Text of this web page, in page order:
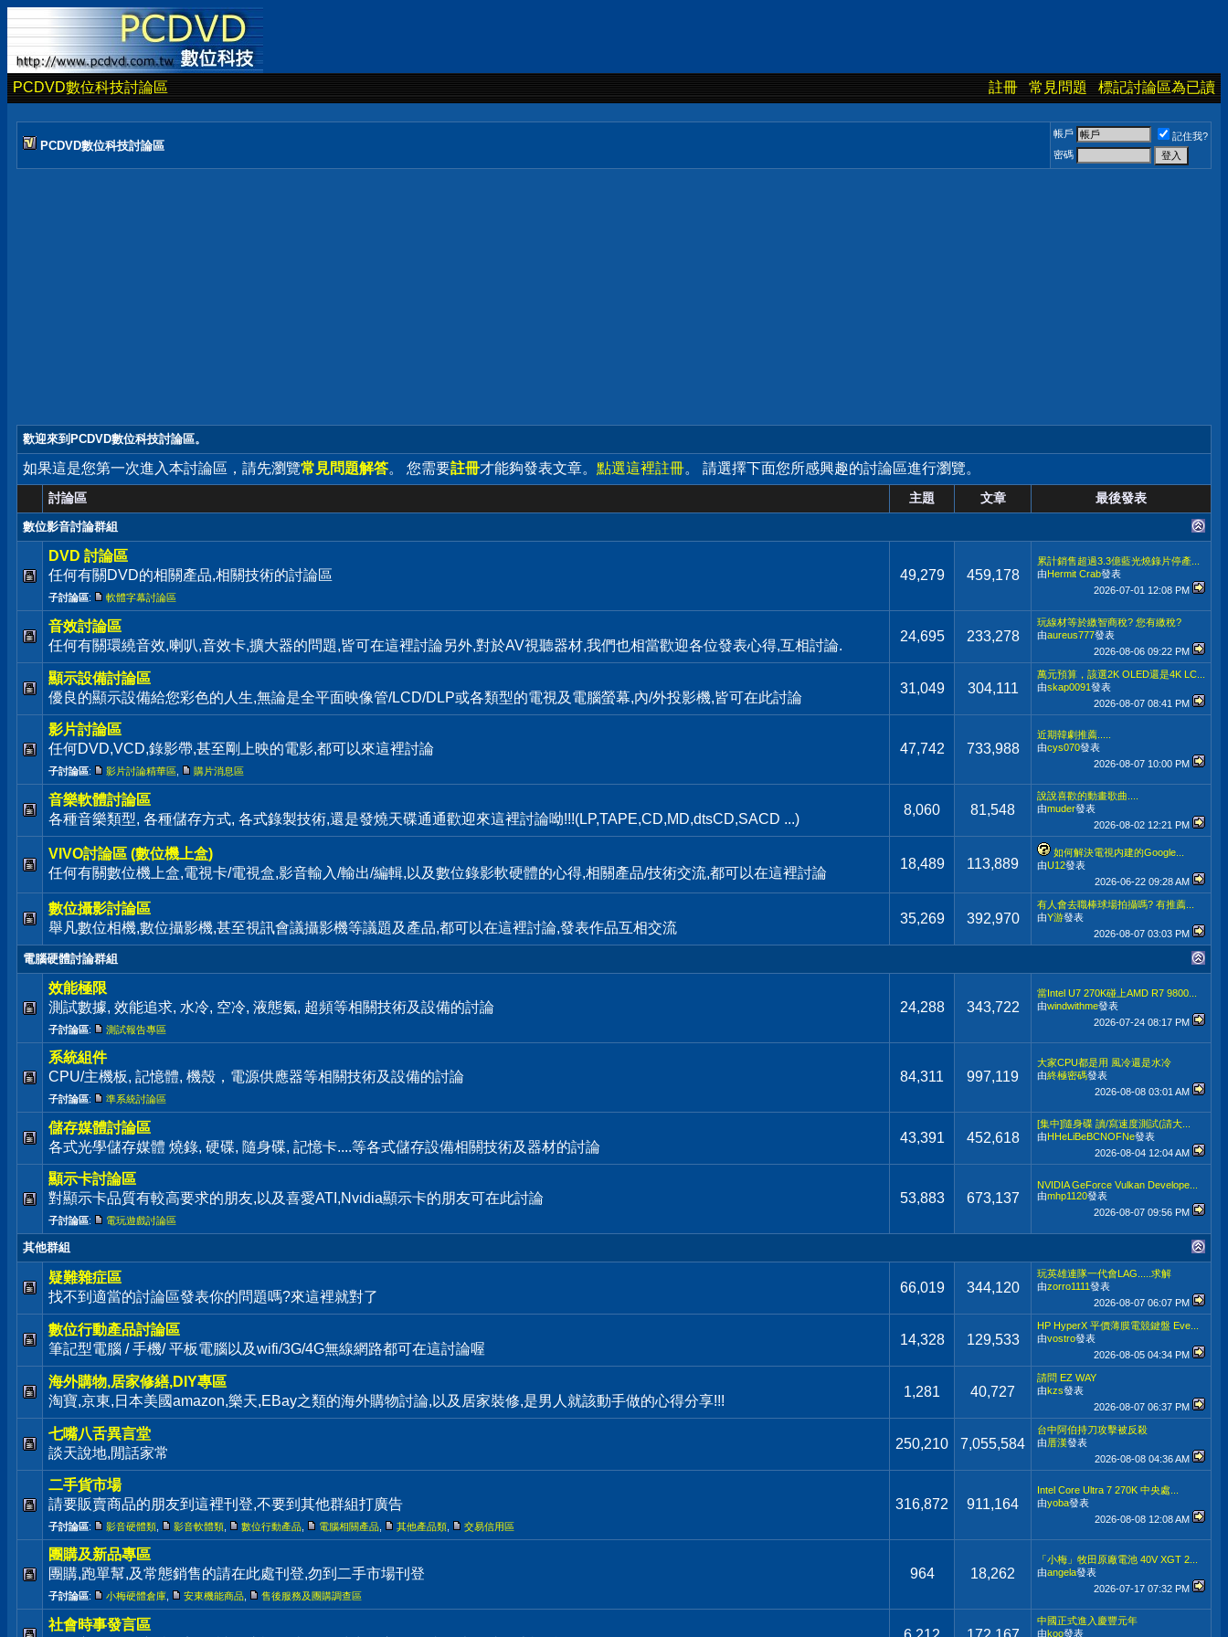
PCDVD數位科技討論區 註冊 常見問題 標記討論區為已讀
PCDVD數位科技討論區
帳戶
記住我?
密碼
歡迎來到PCDVD數位科技討論區。
如果這是您第一次進入本討論區，請先瀏覽常見問題解答。 您需要註冊才能夠發表文章。 點選這裡註冊。 請選擇下面您所感興趣的討論區進行瀏覽。
討論區 主題 文章 最後發表
數位影音討論群組
DVD 討論區
任何有關DVD的相關產品,相關技術的討論區
子討論區: 軟體字幕討論區
49,279 459,178
累計銷售超過3.3億藍光燒錄片停產...
由Hermit Crab發表
2026-07-01 12:08 PM
音效討論區
任何有關環繞音效,喇叭,音效卡,擴大器的問題,皆可在這裡討論另外,對於AV視聽器材,我們也相當歡迎各位發表心得,互相討論.
24,695 233,278
玩線材等於繳智商稅? 您有繳稅?
由aureus777發表
2026-08-06 09:22 PM
顯示設備討論區
優良的顯示設備給您彩色的人生,無論是全平面映像管/LCD/DLP或各類型的電視及電腦螢幕,內/外投影機,皆可在此討論
31,049 304,111
萬元預算，該選2K OLED還是4K LC...
由skap0091發表
2026-08-07 08:41 PM
影片討論區
任何DVD,VCD,錄影帶,甚至剛上映的電影,都可以來這裡討論
子討論區: 影片討論精華區 購片消息區
47,742 733,988
近期韓劇推薦.....
由cys070發表
2026-08-07 10:00 PM
音樂軟體討論區
各種音樂類型, 各種儲存方式, 各式錄製技術,還是發燒天碟通通歡迎來這裡討論呦!!!(LP,TAPE,CD,MD,dtsCD,SACD ...)
8,060 81,548
說說喜歡的動畫歌曲....
由muder發表
2026-08-02 12:21 PM
VIVO討論區 (數位機上盒)
任何有關數位機上盒,電視卡/電視盒,影音輸入/輸出/編輯,以及數位錄影軟硬體的心得,相關產品/技術交流,都可以在這裡討論
18,489 113,889
如何解決電視内建的Google...
由U12發表
2026-06-22 09:28 AM
數位攝影討論區
舉凡數位相機,數位攝影機,甚至視訊會議攝影機等議題及產品,都可以在這裡討論,發表作品互相交流
35,269 392,970
有人會去職棒球場拍攝嗎? 有推薦...
由Y游發表
2026-08-07 03:03 PM
電腦硬體討論群組
效能極限
測試數據, 效能追求, 水冷, 空冷, 液態氮, 超頻等相關技術及設備的討論
子討論區: 測試報告專區
24,288 343,722
當Intel U7 270K碰上AMD R7 9800...
由windwithme發表
2026-07-24 08:17 PM
系統組件
CPU/主機板, 記憶體, 機殼，電源供應器等相關技術及設備的討論
子討論區: 準系統討論區
84,311 997,119
大家CPU都是用 風冷還是水冷
由終極密碼發表
2026-08-08 03:01 AM
儲存媒體討論區
各式光學儲存媒體 燒錄, 硬碟, 隨身碟, 記憶卡....等各式儲存設備相關技術及器材的討論
43,391 452,618
[集中]隨身碟 讀/寫速度測試(請大...
由HHeLiBeBCNOFNe發表
2026-08-04 12:04 AM
顯示卡討論區
對顯示卡品質有較高要求的朋友,以及喜愛ATI,Nvidia顯示卡的朋友可在此討論
子討論區: 電玩遊戲討論區
53,883 673,137
NVIDIA GeForce Vulkan Develope...
由mhp1120發表
2026-08-07 09:56 PM
其他群組
疑難雜症區
找不到適當的討論區發表你的問題嗎?來這裡就對了
66,019 344,120
玩英雄連隊一代會LAG.....求解
由zorro1111發表
2026-08-07 06:07 PM
數位行動產品討論區
筆記型電腦 / 手機/ 平板電腦以及wifi/3G/4G無線網路都可在這討論喔
14,328 129,533
HP HyperX 平價薄膜電競鍵盤 Eve...
由vostro發表
2026-08-05 04:34 PM
海外購物,居家修繕,DIY專區
淘寶,京東,日本美國amazon,樂天,EBay之類的海外購物討論,以及居家裝修,是男人就該動手做的心得分享!!!
1,281 40,727
請問 EZ WAY
由kzs發表
2026-08-07 06:37 PM
七嘴八舌異言堂
談天說地,閒話家常
250,210 7,055,584
台中阿伯持刀攻擊被反殺
由厝漢發表
2026-08-08 04:36 AM
二手貨市場
請要販賣商品的朋友到這裡刊登,不要到其他群組打廣告
子討論區: 影音硬體類 影音軟體類 數位行動產品 電腦相關產品 其他產品類 交易信用區
316,872 911,164
Intel Core Ultra 7 270K 中央處...
由yoba發表
2026-08-08 12:08 AM
團購及新品專區
團購,跑單幫,及常態銷售的請在此處刊登,勿到二手市場刊登
子討論區: 小梅硬體倉庫 安東機能商品 售後服務及團購調查區
964 18,262
「小梅」牧田原廠電池 40V XGT 2...
由angela發表
2026-07-17 07:32 PM
社會時事發言區
中國正式進入慶豐元年
由koo發表